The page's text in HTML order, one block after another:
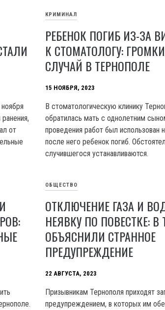
от
КРИМИНАЛ
РЕБЕНОК ПОГИБ ИЗ-ЗА
К СТОМАТОЛОГУ:
СЛУЧАЙ В ТЕРНОПОЛЕ
15 НОЯБРЯ, 2023
В стоматологическую клинику
обратилась мать с однолетним
проведения работ был использован
после него ребенок погиб.
случившегося устанавливаются.
ОБЩЕСТВО
ОТКЛЮЧЕНИЕ ГАЗА И
НЕЯВКУ ПО ПОВЕСТКЕ: В
ОБЪЯСНИЛИ СТРАННОЕ
ПРЕДУПРЕЖДЕНИЕ
22 АВГУСТА, 2023
Призывникам Тернополя приходят
предупреждением, в которых им